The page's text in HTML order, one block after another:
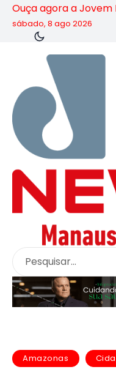
Ouça agora a Jovem
sábado, 8 ago 2026
Amazonas